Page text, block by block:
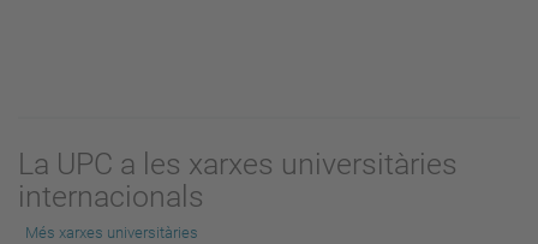
La UPC a les xarxes universitàries
internacionals
Més xarxes universitàries